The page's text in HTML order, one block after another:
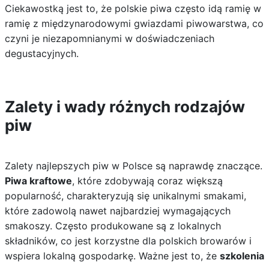
Ciekawostką jest to, że polskie piwa często idą ramię w
ramię z międzynarodowymi gwiazdami piwowarstwa, co
czyni je niezapomnianymi w doświadczeniach
degustacyjnych.
Zalety i wady różnych rodzajów
piw
Zalety najlepszych piw w Polsce są naprawdę znaczące.
Piwa kraftowe, które zdobywają coraz większą
popularność, charakteryzują się unikalnymi smakami,
które zadowolą nawet najbardziej wymagających
smakoszy. Często produkowane są z lokalnych
składników, co jest korzystne dla polskich browarów i
wspiera lokalną gospodarkę. Ważne jest to, że szkolenia